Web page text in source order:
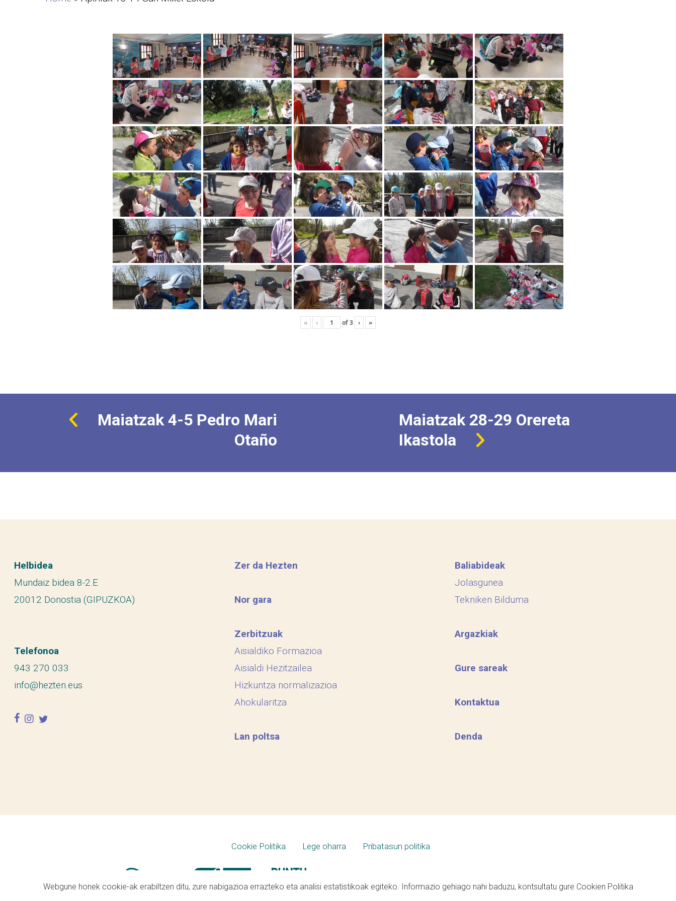
« ‹ of3 › »
Maiatzak 4-5 Pedro Mari
Otaño
Maiatzak 28-29 Orereta
Ikastola
Helbidea
Mundaiz bidea 8-2.E
20012 Donostia (GIPUZKOA)
Telefonoa
943 270 033
info@hezten.eus
facebook
instagram
twitter
Zer da Hezten
Nor gara
Zerbitzuak
Aisialdiko Formazioa
Aisialdi Hezitzailea
Hizkuntza normalizazioa
Ahokularitza
Lan poltsa
Baliabideak
Jolasgunea
Tekniken Bilduma
Argazkiak
Gure sareak
Kontaktua
Denda
Cookie Politika Lege oharra Pribatasun politika
Webgune honek cookie-ak erabiltzen ditu, zure nabigazioa errazteko eta analisi estatistikoak egiteko. Informazio gehiago nahi baduzu, kontsultatu gure Cookien Politika